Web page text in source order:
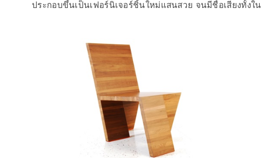
ประกอบขึ้นเป็นเฟอร์นิเจอร์ชิ้นใหม่แสนสวย จนมีชื่อเสียงทั้งใ